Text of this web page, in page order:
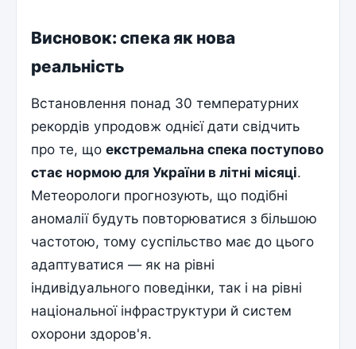
Висновок: спека як нова
реальність
Встановлення понад 30 температурних
рекордів упродовж однієї дати свідчить
про те, щоекстремальна спека поступово
стає нормою для України в літні місяці.
Метеорологи прогнозують, що подібні
аномалії будуть повторюватися з більшою
частотою, тому суспільство має до цього
адаптуватися — як на рівні
індивідуального поведінки, так і на рівні
національної інфраструктури й систем
охорони здоров'я.